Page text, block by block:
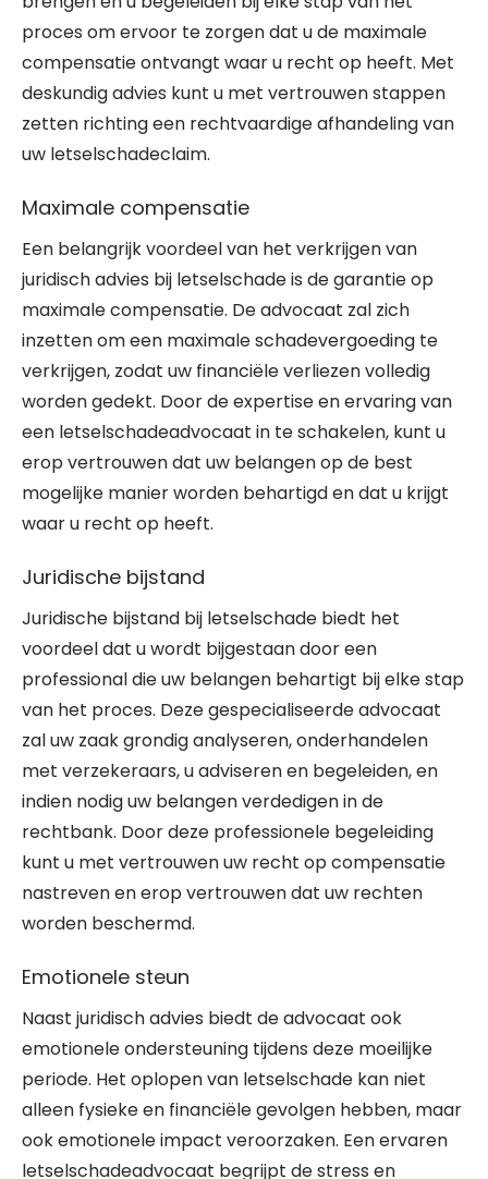
proces om ervoor te zorgen dat u de maximale
compensatie ontvangt waar u recht op heeft. Met
deskundig advies kunt u met vertrouwen stappen
zetten richting een rechtvaardige afhandeling van
uw letselschadeclaim.
Maximale compensatie
Een belangrijk voordeel van het verkrijgen van
juridisch advies bij letselschade is de garantie op
maximale compensatie. De advocaat zal zich
inzetten om een maximale schadevergoeding te
verkrijgen, zodat uw financiële verliezen volledig
worden gedekt. Door de expertise en ervaring van
een letselschadeadvocaat in te schakelen, kunt u
erop vertrouwen dat uw belangen op de best
mogelijke manier worden behartigd en dat u krijgt
waar u recht op heeft.
Juridische bijstand
Juridische bijstand bij letselschade biedt het
voordeel dat u wordt bijgestaan door een
professional die uw belangen behartigt bij elke stap
van het proces. Deze gespecialiseerde advocaat
zal uw zaak grondig analyseren, onderhandelen
met verzekeraars, u adviseren en begeleiden, en
indien nodig uw belangen verdedigen in de
rechtbank. Door deze professionele begeleiding
kunt u met vertrouwen uw recht op compensatie
nastreven en erop vertrouwen dat uw rechten
worden beschermd.
Emotionele steun
Naast juridisch advies biedt de advocaat ook
emotionele ondersteuning tijdens deze moeilijke
periode. Het oplopen van letselschade kan niet
alleen fysieke en financiële gevolgen hebben, maar
ook emotionele impact veroorzaken. Een ervaren
letselschadeadvocaat begrijpt de stress en